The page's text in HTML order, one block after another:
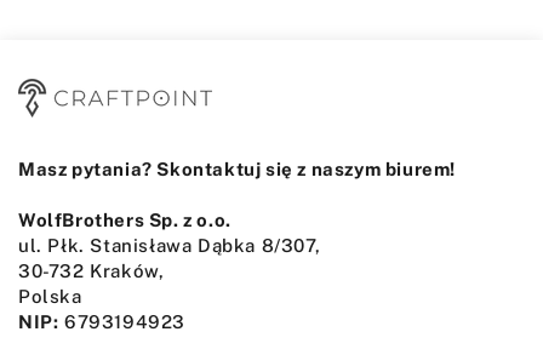
Masz pytania? Skontaktuj się z naszym biurem!
WolfBrothers Sp. z o.o.
ul. Płk. Stanisława Dąbka 8/307,
30-732 Kraków,
Polska
NIP: 6793194923